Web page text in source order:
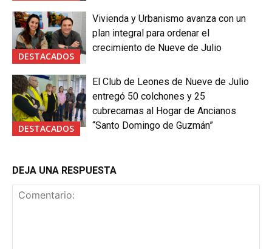
DESTACADOS
Vivienda y Urbanismo avanza con un
plan integral para ordenar el
crecimiento de Nueve de Julio
DESTACADOS
El Club de Leones de Nueve de Julio
entregó 50 colchones y 25
cubrecamas al Hogar de Ancianos
“Santo Domingo de Guzmán”
DEJA UNA RESPUESTA